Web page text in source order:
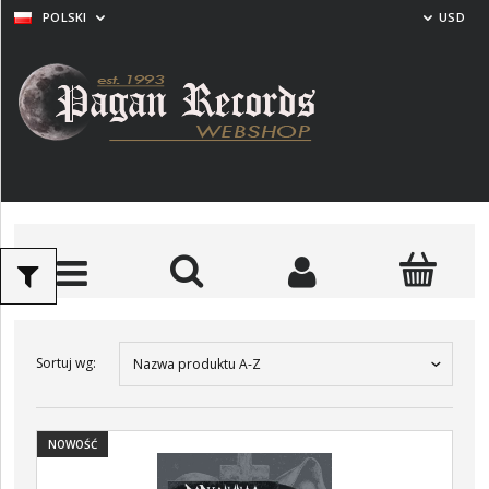
POLSKI USD
Sortuj wg: Nazwa produktu A-Z
NOWOŚĆ